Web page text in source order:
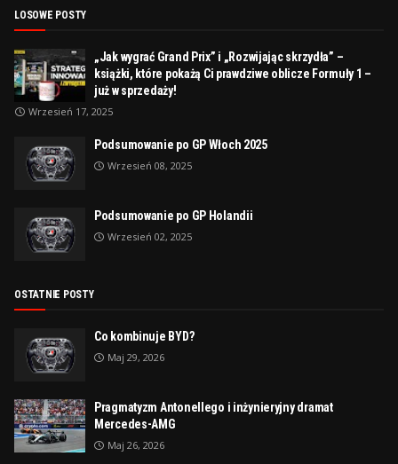
LOSOWE POSTY
„Jak wygrać Grand Prix” i „Rozwijając skrzydła” –
książki, które pokażą Ci prawdziwe oblicze Formuły 1 –
już w sprzedaży!
Wrzesień 17, 2025
Podsumowanie po GP Włoch 2025
Wrzesień 08, 2025
Podsumowanie po GP Holandii
Wrzesień 02, 2025
OSTATNIE POSTY
Co kombinuje BYD?
Maj 29, 2026
Pragmatyzm Antonellego i inżynieryjny dramat
Mercedes-AMG
Maj 26, 2026